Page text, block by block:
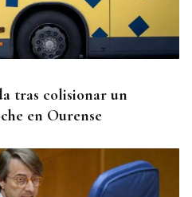
a 2028 es crecer
y para el equipo
tras colisionar un
en Ourense